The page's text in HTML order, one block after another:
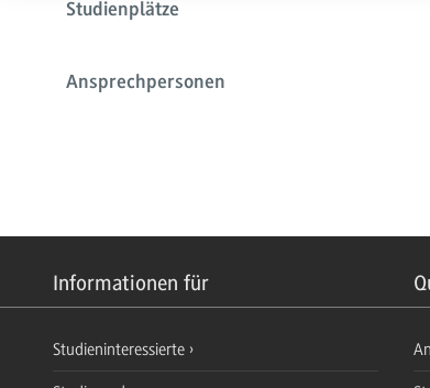
Studienplätze
Ansprechpersonen
Informationen für
Studieninteressierte